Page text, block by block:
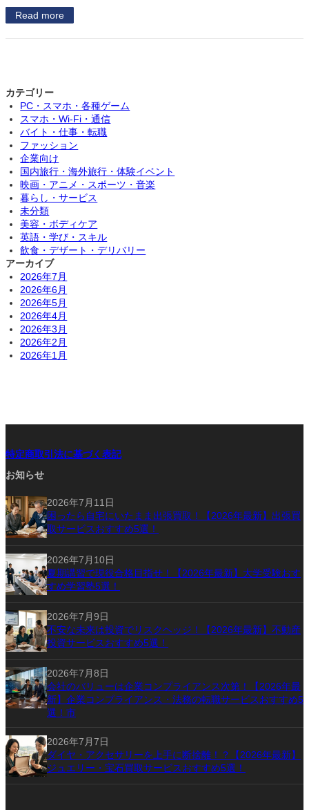
Read more
カテゴリー
PC・スマホ・各種ゲーム
スマホ・Wi-Fi・通信
バイト・仕事・転職
ファッション
企業向け
国内旅行・海外旅行・体験イベント
映画・アニメ・スポーツ・音楽
暮らし・サービス
未分類
美容・ボディケア
英語・学び・スキル
飲食・デザート・デリバリー
アーカイブ
2026年7月
2026年6月
2026年5月
2026年4月
2026年3月
2026年2月
2026年1月
特定商取引法に基づく表記
お知らせ
2026年7月11日
困ったら自宅にいたまま出張買取！【2026年最新】出張買
取サービスおすすめ5選！
2026年7月10日
夏期講習で現役合格目指せ！【2026年最新】大学受験おす
すめ学習塾5選！
2026年7月9日
不安な未来は投資でリスクヘッジ！【2026年最新】不動産
投資サービスおすすめ5選！
2026年7月8日
会社のバリューは企業コンプライアンス次第！【2026年最
新】企業コンプライアンス・法務の転職サービスおすすめ5
選！市
2026年7月7日
ダイヤ・アクセサリーを上手に断捨離！？【2026年最新】
ジュエリー・宝石買取サービスおすすめ5選！